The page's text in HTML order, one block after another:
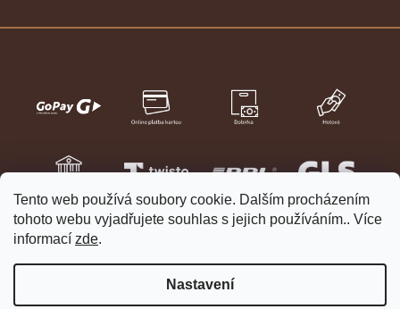
Tento web používá soubory cookie. Dalším procházením
tohoto webu vyjadřujete souhlas s jejich používáním.. Více
informací zde.
Nastavení